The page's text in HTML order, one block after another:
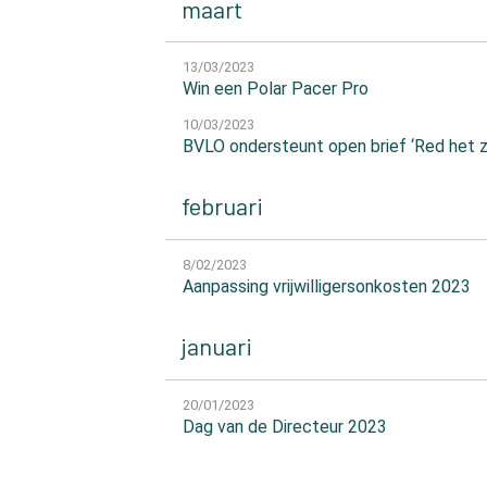
maart
13/03/2023
Win een Polar Pacer Pro
10/03/2023
BVLO ondersteunt open brief ‘Red het
februari
8/02/2023
Aanpassing vrijwilligersonkosten 2023
januari
20/01/2023
Dag van de Directeur 2023